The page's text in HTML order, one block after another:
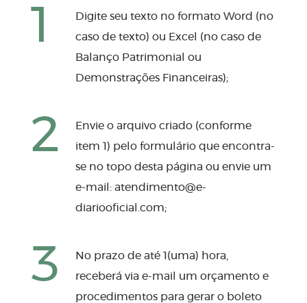
1
Digite seu texto no formato Word (no
caso de texto) ou Excel (no caso de
Balanço Patrimonial ou
Demonstrações Financeiras);
2
Envie o arquivo criado (conforme
item 1) pelo formulário que encontra-
se no topo desta página ou envie um
e-mail: atendimento@e-
diariooficial.com;
3
No prazo de até 1(uma) hora,
receberá via e-mail um orçamento e
procedimentos para gerar o boleto